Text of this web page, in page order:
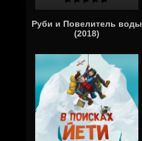
Руби и Повелитель воды
(2018)